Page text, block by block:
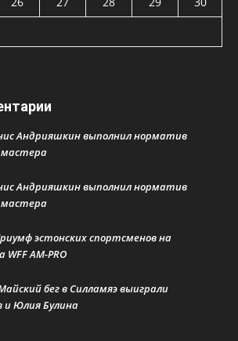
Андрияшкин выполнил норматив
мастера
Андрияшкин выполнил норматив
мастера
эстонских спортсменов на
AM-PRO
бег в Силламяэ выиграли
и Юлия Булина